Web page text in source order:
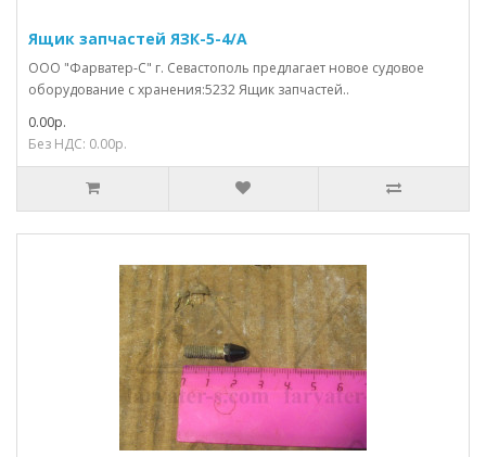
Ящик запчастей ЯЗК-5-4/А
ООО "Фарватер-С" г. Севастополь предлагает новое судовое
оборудование с хранения:5232 Ящик запчастей..
0.00р.
Без НДС: 0.00р.